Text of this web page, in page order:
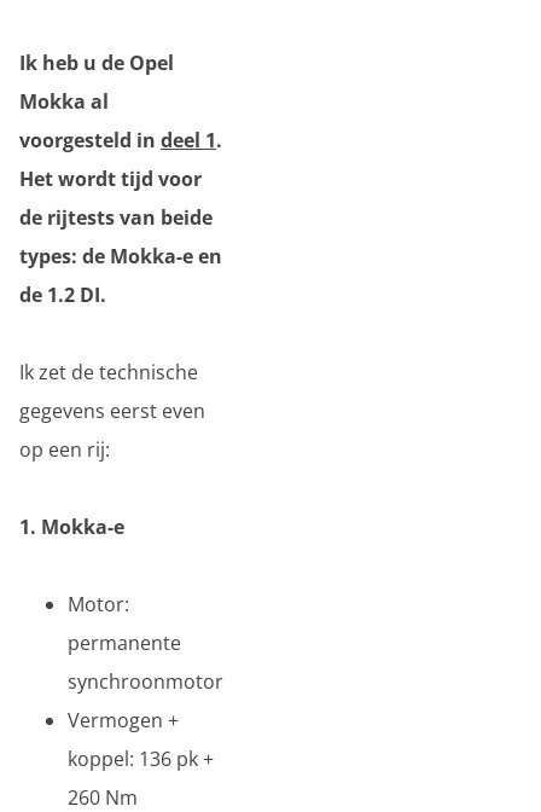
Ik heb u de Opel
Mokka al
voorgesteld in deel 1.
Het wordt tijd voor
de rijtests van beide
types: de Mokka-e en
de 1.2 DI.
Ik zet de technische
gegevens eerst even
op een rij:
1. Mokka-e
Motor:
permanente
synchroonmotor
Vermogen +
koppel: 136 pk +
260 Nm